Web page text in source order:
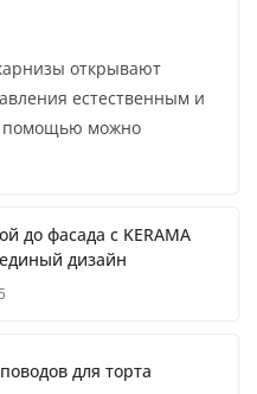
открывают
естественным и
помощью можно
до фасада с KERAMA
дизайн
для торта